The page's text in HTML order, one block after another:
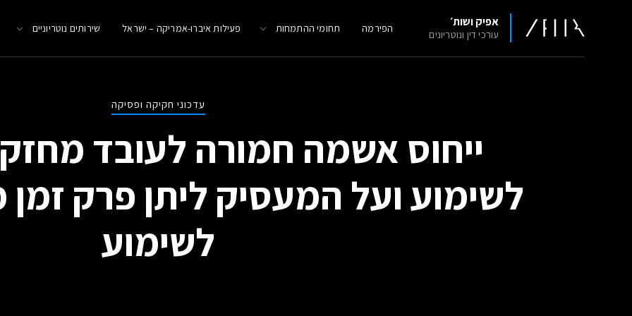
אפיק ושות׳
עורכי דין ונוטריונים הפירמה תחומי ההתמחות פעילות איברו-אמריקה – ישראל שירותים נוטריוניים
עדכוני חקיקה ופסיקה
ייחוס אשמה חמורה לעובד
לשימוע ועל המעסיק ליתן פרק
לשימוע